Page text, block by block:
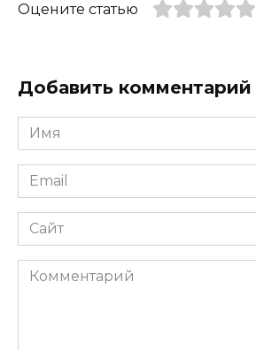
Оцените статью
Добавить комментарий
Имя
*
Email
*
Сайт
Комментарий